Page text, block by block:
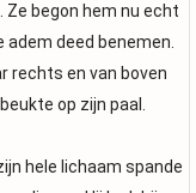
Ze begon hem nu echt
deed benemen.
rechts en van boven
op zijn paal.
hele lichaam spande